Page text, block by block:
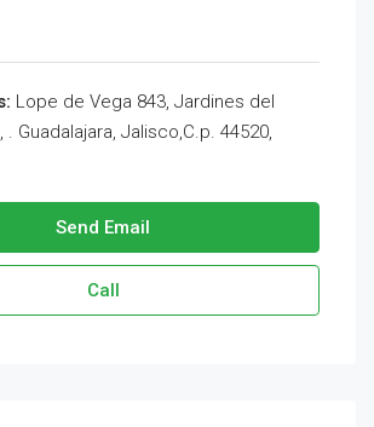
Lope de Vega 843, Jardines del
Guadalajara, Jalisco,C.p. 44520,
Send Email
Call